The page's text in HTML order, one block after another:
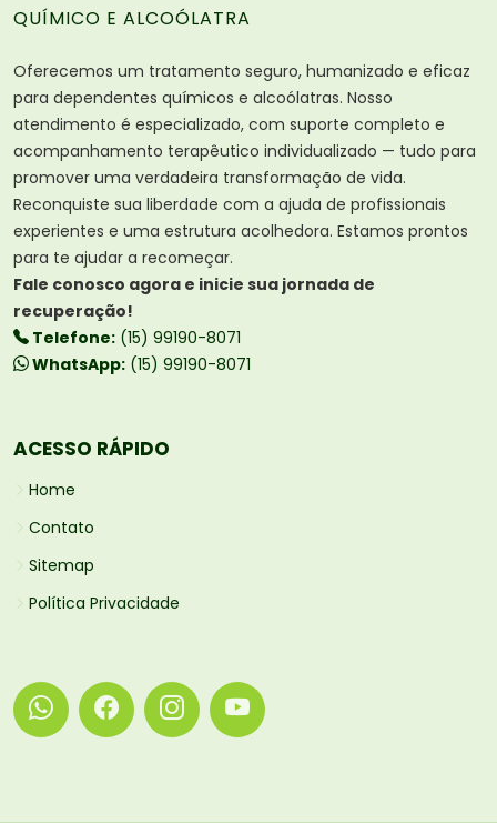
QUÍMICO E ALCOÓLATRA
Oferecemos um tratamento seguro, humanizado e eficaz
para dependentes químicos e alcoólatras. Nosso
atendimento é especializado, com suporte completo e
acompanhamento terapêutico individualizado — tudo para
promover uma verdadeira transformação de vida.
Reconquiste sua liberdade com a ajuda de profissionais
experientes e uma estrutura acolhedora. Estamos prontos
para te ajudar a recomeçar.
Fale conosco agora e inicie sua jornada de
recuperação!
Telefone: (15) 99190-8071
WhatsApp: (15) 99190-8071
ACESSO RÁPIDO
Home
Contato
Sitemap
Política Privacidade